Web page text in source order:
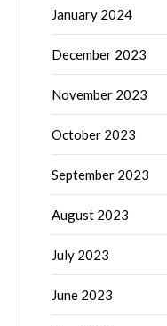
January 2024
December 2023
November 2023
October 2023
September 2023
August 2023
July 2023
June 2023